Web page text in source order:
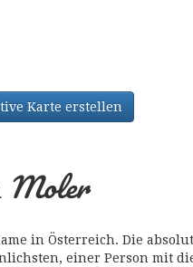
Karte erstellen
Moler
in Österreich. Die
einer Person mit